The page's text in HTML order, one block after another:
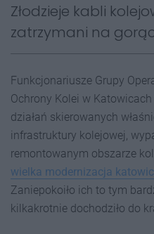
Złodzieje kabli
zatrzymani na
Funkcjonariusze Grupy
Ochrony Kolei w
działań skierowanych
infrastruktury kolejowej,
remontowanym obszarze
wielka modernizacja
Zaniepokoiło ich to tym
kilkakrotnie dochodziło do